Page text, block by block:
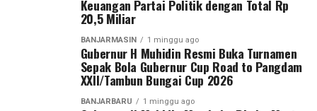
langkah nyata Kodam XXII/Tambun Bungai dalam
membangun ekosistem pembinaan sepak bola di dua
wilayah yang berada di bawah tanggung jawabnya, yakni
Kalimantan Selatan dan Kalimantan Tengah.
WhatsApp 0
Messenger 0 Twitter 0
Keuangan Partai Politik dengan Total Rp
20,5 Miliar
BANJARMASIN 1 minggu ago
Gubernur H Muhidin Resmi Buka Turnamen
Sepak Bola Gubernur Cup Road to Pangdam
XXII/Tambun Bungai Cup 2026
BANJARBARU 1 minggu ago